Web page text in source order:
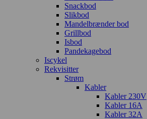
Snackbod
Slikbod
Mandelbrænder bod
Grillbod
Isbod
Pandekagebod
Iscykel
Rekvisitter
Strøm
Kabler
Kabler 230V
Kabler 16A
Kabler 32A